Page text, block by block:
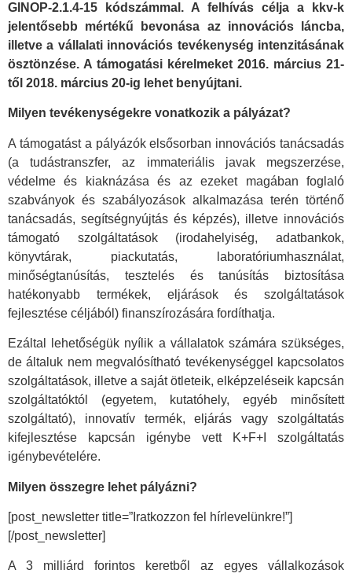
GINOP-2.1.4-15 kódszámmal. A felhívás célja a kkv-k
jelentősebb mértékű bevonása az innovációs láncba,
illetve a vállalati innovációs tevékenység intenzitásának
ösztönzése. A támogatási kérelmeket 2016. március 21-
től 2018. március 20-ig lehet benyújtani.
Milyen tevékenységekre vonatkozik a pályázat?
A támogatást a pályázók elsősorban innovációs tanácsadás
(a tudástranszfer, az immateriális javak megszerzése,
védelme és kiaknázása és az ezeket magában foglaló
szabványok és szabályozások alkalmazása terén történő
tanácsadás, segítségnyújtás és képzés), illetve innovációs
támogató szolgáltatások (irodahelyiség, adatbankok,
könyvtárak, piackutatás, laboratóriumhasználat,
minőségtanúsítás, tesztelés és tanúsítás biztosítása
hatékonyabb termékek, eljárások és szolgáltatások
fejlesztése céljából) finanszírozására fordíthatja.
Ezáltal lehetőségük nyílik a vállalatok számára szükséges,
de általuk nem megvalósítható tevékenységgel kapcsolatos
szolgáltatások, illetve a saját ötleteik, elképzeléseik kapcsán
szolgáltatóktól (egyetem, kutatóhely, egyéb minősített
szolgáltató), innovatív termék, eljárás vagy szolgáltatás
kifejlesztése kapcsán igénybe vett K+F+I szolgáltatás
igénybevételére.
Milyen összegre lehet pályázni?
[post_newsletter title=”Iratkozzon fel hírlevelünkre!”]
[/post_newsletter]
A 3 milliárd forintos keretből az egyes vállalkozások